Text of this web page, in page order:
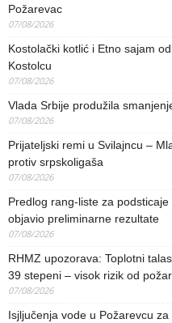
Požarevac
07/08/2026
Kostolački kotlić i Etno sajam
Kostolcu
07/08/2026
Vlada Srbije produžila
07/08/2026
Prijateljski remi u Svilajncu –
protiv srpskoligaša
07/08/2026
Predlog rang-liste za
objavio preliminarne rezultate
07/08/2026
RHMZ upozorava: Toplotni
39 stepeni – visok rizik od
07/08/2026
Isjljučenja vode u Požarevcu